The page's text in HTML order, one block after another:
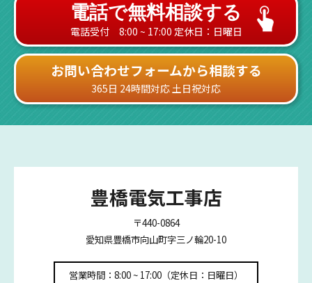
電話で無料相談する
電話受付 8:00 ~ 17:00 定休日：日曜日
お問い合わせフォームから相談する
365日 24時間対応 土日祝対応
豊橋電気工事店
〒440-0864
愛知県豊橋市向山町字三ノ輪20-10
営業時間：8:00 ~ 17:00（定休日：日曜日）